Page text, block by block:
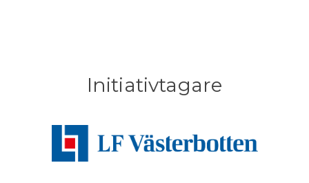
Initiativtagare